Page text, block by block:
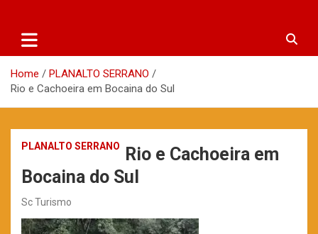
Home
PLANALTO SERRANO
Rio e Cachoeira em Bocaina do Sul
PLANALTO SERRANO
Rio e Cachoeira em
Bocaina do Sul
Sc Turismo